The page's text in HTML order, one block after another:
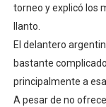
torneo y explicó los
llanto.
El delantero
bastante
principalmente a
A pesar de no